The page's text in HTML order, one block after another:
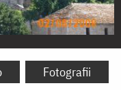
Fotografii